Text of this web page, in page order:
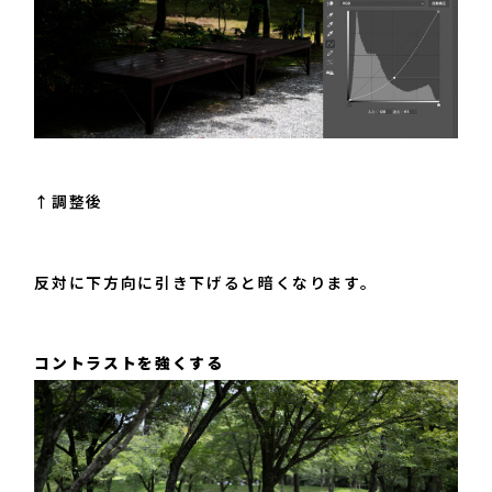
↑調整後
反対に下方向に引き下げると暗くなります。
コントラストを強くする